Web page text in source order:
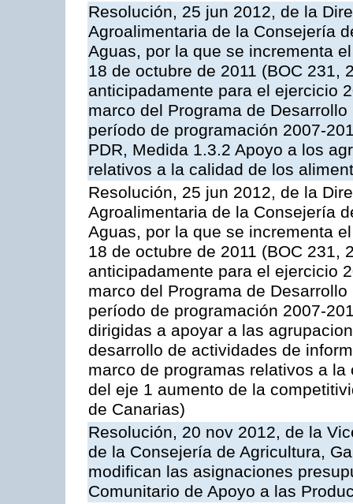
Resolución, 25 jun 2012, de la
Agroalimentaria de la Consejería
Aguas, por la que se incrementa
18 de octubre de 2011 (BOC 231,
anticipadamente para el ejercicio
marco del Programa de
período de programación 2007-
PDR, Medida 1.3.2 Apoyo a los
relativos a la calidad de los
Resolución, 25 jun 2012, de la
Agroalimentaria de la Consejería
Aguas, por la que se incrementa
18 de octubre de 2011 (BOC 231,
anticipadamente para el ejercicio
marco del Programa de
período de programación 2007-
dirigidas a apoyar a las
desarrollo de actividades de
marco de programas relativos a
del eje 1 aumento de la
de Canarias)
Resolución, 20 nov 2012, de la
de la Consejería de Agricultura,
modifican las asignaciones
Comunitario de Apoyo a las